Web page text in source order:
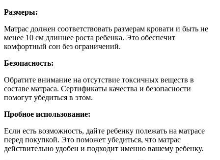
Размеры:
Матрас должен соответствовать размерам кровати и быть не
менее 10 см длиннее роста ребенка. Это обеспечит
комфортный сон без ограничений.
Безопасность:
Обратите внимание на отсутствие токсичных веществ в
составе матраса. Сертификаты качества и безопасности
помогут убедиться в этом.
Пробное использование:
Если есть возможность, дайте ребенку полежать на матрасе
перед покупкой. Это поможет убедиться, что матрас
действительно удобен и подходит именно вашему ребенку.